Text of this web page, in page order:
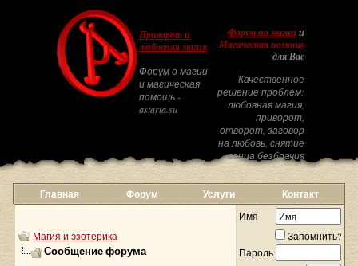
Приворот и
любовная магия
Форум о магии
и магическая
помощь -
astarta.su
Форум по магиии
Магическая помощь
для Вас
Качественное
решение проблем:
любовная магия,
приворот,
отворот, заговор
на любовь, снятие
венца безбрачия
Главная Форум Услуги Контакт
Магия и эзотерика
Сообщение форума
Имя
Запомнить?
Пароль